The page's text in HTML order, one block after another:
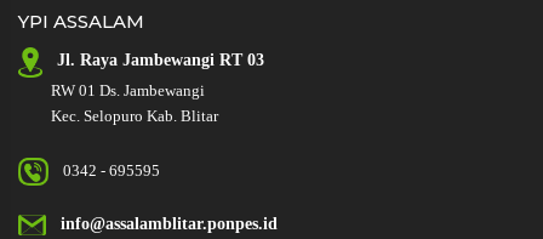
YPI ASSALAM
Jl. Raya Jambewangi RT 03
RW 01 Ds. Jambewangi
Kec. Selopuro Kab. Blitar
0342 - 695595
info@assalamblitar.ponpes.id